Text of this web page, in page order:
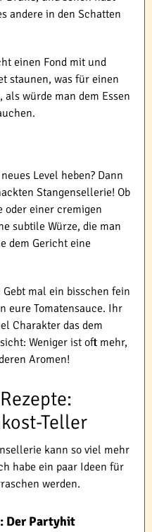
andere in den Schatten
einen Fond mit und
staunen, was für einen
würde man dem Essen
Level heben? Dann
Stangensellerie! Ob
oder einer cremigen
subtile Würze, die man
dem Gericht eine
mal ein bisschen fein
eure Tomatensauce. Ihr
Charakter das dem
Weniger ist oft mehr,
Aromen!
Teller
kann so viel mehr
habe ein paar Ideen für
werden.
Der Partyhit